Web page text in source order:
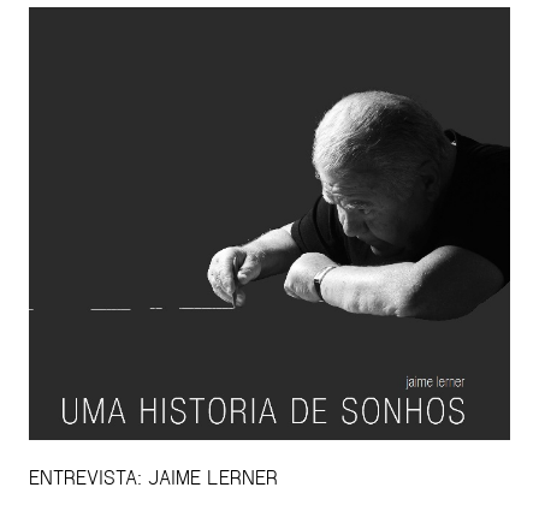
ENTREVISTA: JAIME LERNER